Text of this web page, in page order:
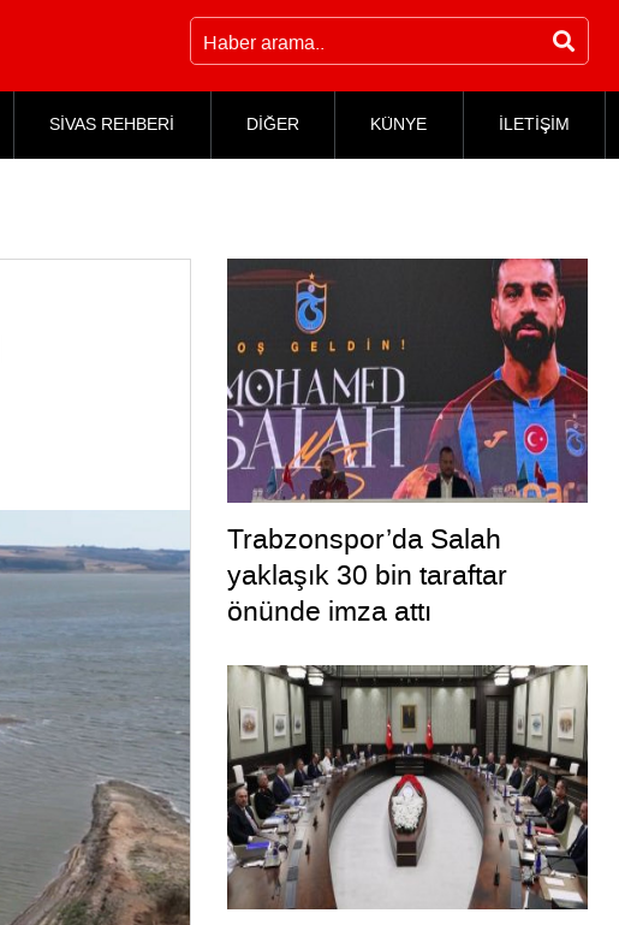
SİVAS REHBERİ DİĞER KÜNYE İLETİŞİM
Trabzonspor’da Salah
yaklaşık 30 bin taraftar
önünde imza attı